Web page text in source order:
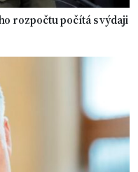
rozpočtu počítá s výdaji